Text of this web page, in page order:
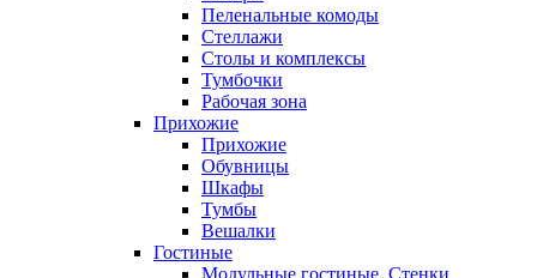
Пеленальные комоды
Стеллажи
Столы и комплексы
Тумбочки
Рабочая зона
Прихожие
Прихожие
Обувницы
Шкафы
Тумбы
Вешалки
Гостиные
Модульные гостиные, Стенки